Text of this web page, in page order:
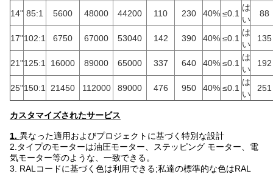
14" 85:1 5600 48000 44200 110 230 40% ≤0.1
は
い
88
17"102:1 6750 67000 53040 142 390 40% ≤0.1
は
い
135
21"125:1 16000 89000 65000 337 640 40% ≤0.1
は
い
192
25"150:1 21450 112000 89000 476 950 40% ≤0.1
は
い
251
カスタマイズされたサービス
1. 異なった適用およびプロジェクトに基づく特別な設計
2.タイプのモーターは油圧モーター、ステッピング モーター、電
気モーター等のような、一致できる。
3. RALコードに基づく色は利用できる;私達の標準的な色はRAL